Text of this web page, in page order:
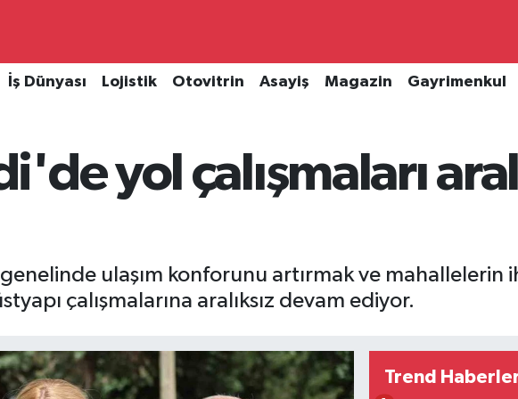
İş Dünyası Lojistik Otovitrin Asayiş Magazin Gayrimenkul
yol çalışmaları
ulaşım konforunu artırmak ve mahallelerin
çalışmalarına aralıksız devam ediyor.
Trend